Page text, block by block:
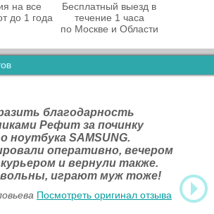
на все
до 1 года
Бесплатный выезд в
течение 1 часа
по Москве и Области
благодарность
Рефит за починку
ноутбука SAMSUNG.
оперативно, вечером
и вернули также.
играют муж тоже!
Посмотреть оригинал отзыва